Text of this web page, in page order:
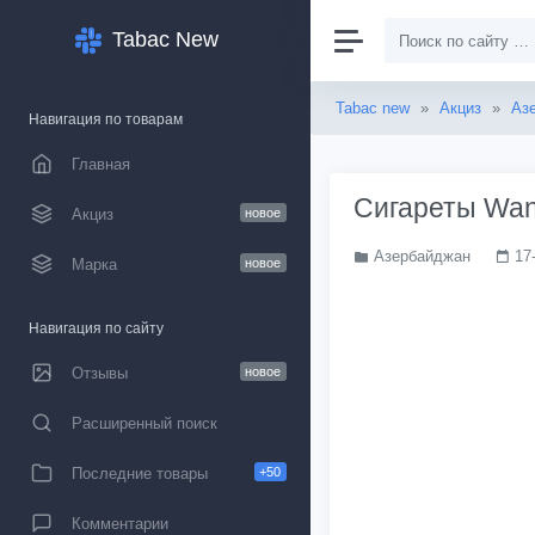
Tabac New
Навигация по товарам
Главная
Акциз новое
Марка новое
Навигация по сайту
Отзывы новое
Расширенный поиск
Последние товары +50
Комментарии
Tabac new » Акциз »
Сигареты
Азербайджан